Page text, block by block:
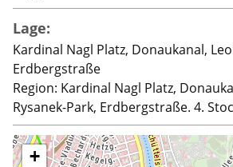
Lage:
Kardinal Nagl Platz, Donaukanal,
Erdbergstraße
Region: Kardinal Nagl Platz,
Rysanek-Park, Erdbergstraße. 4.
+